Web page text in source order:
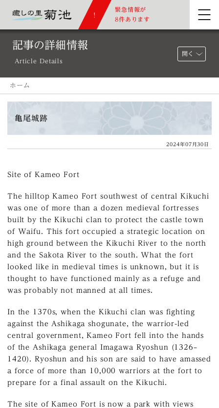
緊急情報が
8件あります
記事の詳細情報
Article Details
開く
ホーム
亀尾城跡
2024年07月30日
Site of Kameo Fort
The hilltop Kameo Fort southwest of central Kikuchi
was one of more than a dozen medieval fortresses
built by the Kikuchi clan to protect the castle town
of Waifu. This fort occupied a strategic location on
high ground between the Kikuchi River to the north
and the Sakota River to the south. What the fort
looked like in medieval times is unknown, but it is
thought to have functioned mainly as a refuge and
was probably not manned at all times.
In the 1370s, when the Kikuchi clan was fighting
against the Ashikaga shogunate, the warrior-led
central government, Kameo Fort fell into the hands
of the Ashikaga general Imagawa Ryoshun (1326–
1420). Ryoshun and his son are said to have amassed
a force of more than 10,000 warriors at the fort to
prepare for a final assault on the Kikuchi.
The site of Kameo Fort is now a park with views